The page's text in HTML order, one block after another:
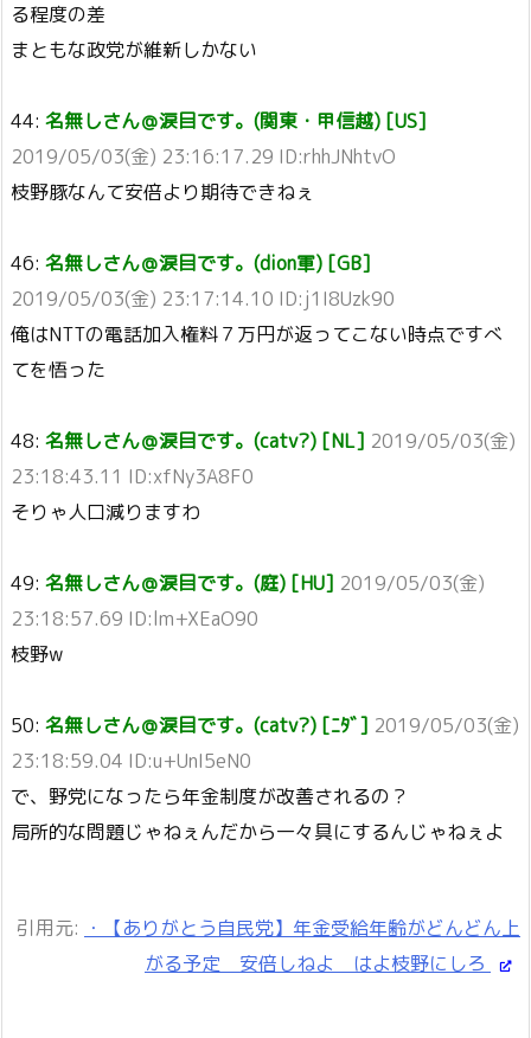
る程度の差
まともな政党が維新しかない
44: 名無しさん＠涙目です。(関東・甲信越) [US]
2019/05/03(金) 23:16:17.29 ID:rhhJNhtvO
枝野豚なんて安倍より期待できねぇ
46: 名無しさん＠涙目です。(dion軍) [GB]
2019/05/03(金) 23:17:14.10 ID:j1I8Uzk90
俺はNTTの電話加入権料７万円が返ってこない時点ですべ
てを悟った
48: 名無しさん＠涙目です。(catv?) [NL] 2019/05/03(金)
23:18:43.11 ID:xfNy3A8F0
そりゃ人口減りますわ
49: 名無しさん＠涙目です。(庭) [HU] 2019/05/03(金)
23:18:57.69 ID:lm+XEaO90
枝野w
50: 名無しさん＠涙目です。(catv?) [ﾆﾀﾞ] 2019/05/03(金)
23:18:59.04 ID:u+UnI5eN0
で、野党になったら年金制度が改善されるの？
局所的な問題じゃねぇんだから一々具にするんじゃねぇよ
引用元: ・【ありがとう自民党】年金受給年齢がどんどん上
がる予定 安倍しねよ はよ枝野にしろ